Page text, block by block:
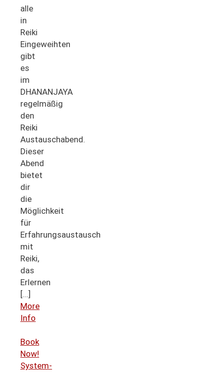
alle
in
Reiki
Eingeweihten
gibt
es
im
DHANANJAYA
regelmäßig
den
Reiki
Austauschabend.
Dieser
Abend
bietet
dir
die
Möglichkeit
für
Erfahrungsaustausch
mit
Reiki,
das
Erlernen
[...]
More
Info
Book
Now!
System-